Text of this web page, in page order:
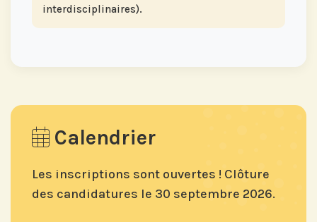
interdisciplinaires).
Calendrier
Les inscriptions sont ouvertes ! Clôture
des candidatures le 30 septembre 2026.